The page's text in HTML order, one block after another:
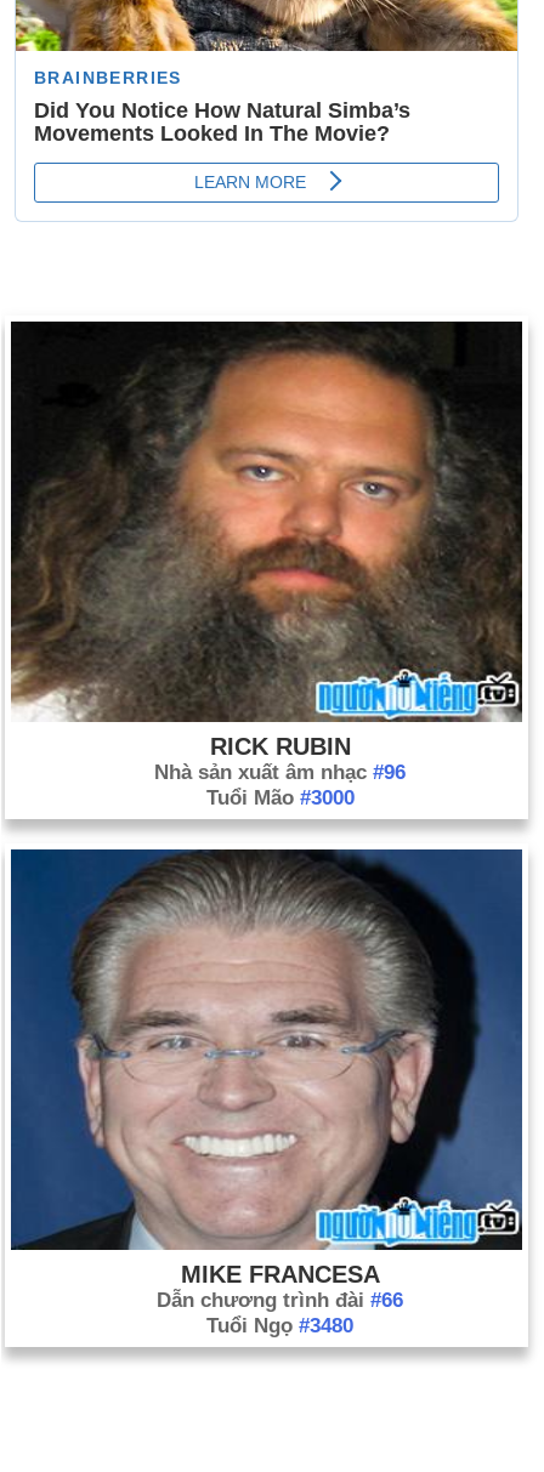
RICK RUBIN
Nhà sản xuất âm nhạc #96
Tuổi Mão #3000
MIKE FRANCESA
Dẫn chương trình đài #66
Tuổi Ngọ #3480